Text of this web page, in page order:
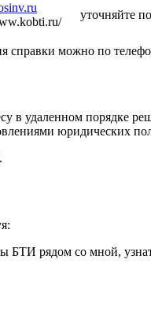
уточняйте
справки можно по
в удаленном порядке
юридических
БТИ рядом со мной,